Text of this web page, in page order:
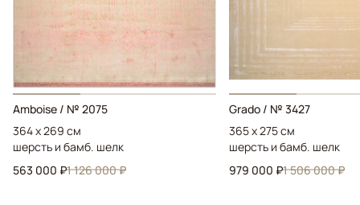
Amboise / № 2075
364 x 269 см
шерсть и бамб. шелк
563 000 ₽1 126 000 ₽
Grado / № 3427
365 x 275 см
шерсть и бамб. шелк
979 000 ₽1 506 000 ₽